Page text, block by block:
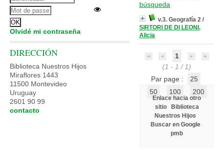
búsqueda
v.3. Geografía 2 /
SIRTORI DE DI LEONI,
Alicia
1
(1 - 1 / 1)
Par page :
25
50
100 200
Enlace hacia otro
sitio
Biblioteca
Nuestros Hijos
Buscar en Google
pmb
Olvidé mi contraseña
DIRECCIÓN
Biblioteca Nuestros Hijos
Miraflores 1443
11500 Montevideo
Uruguay
2601 90 99
contacto